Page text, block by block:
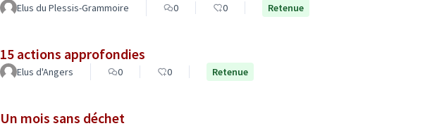
Elus du Plessis-Grammoire 0 0 Retenue
15 actions approfondies
Elus d'Angers 0 0 Retenue
Un mois sans déchet